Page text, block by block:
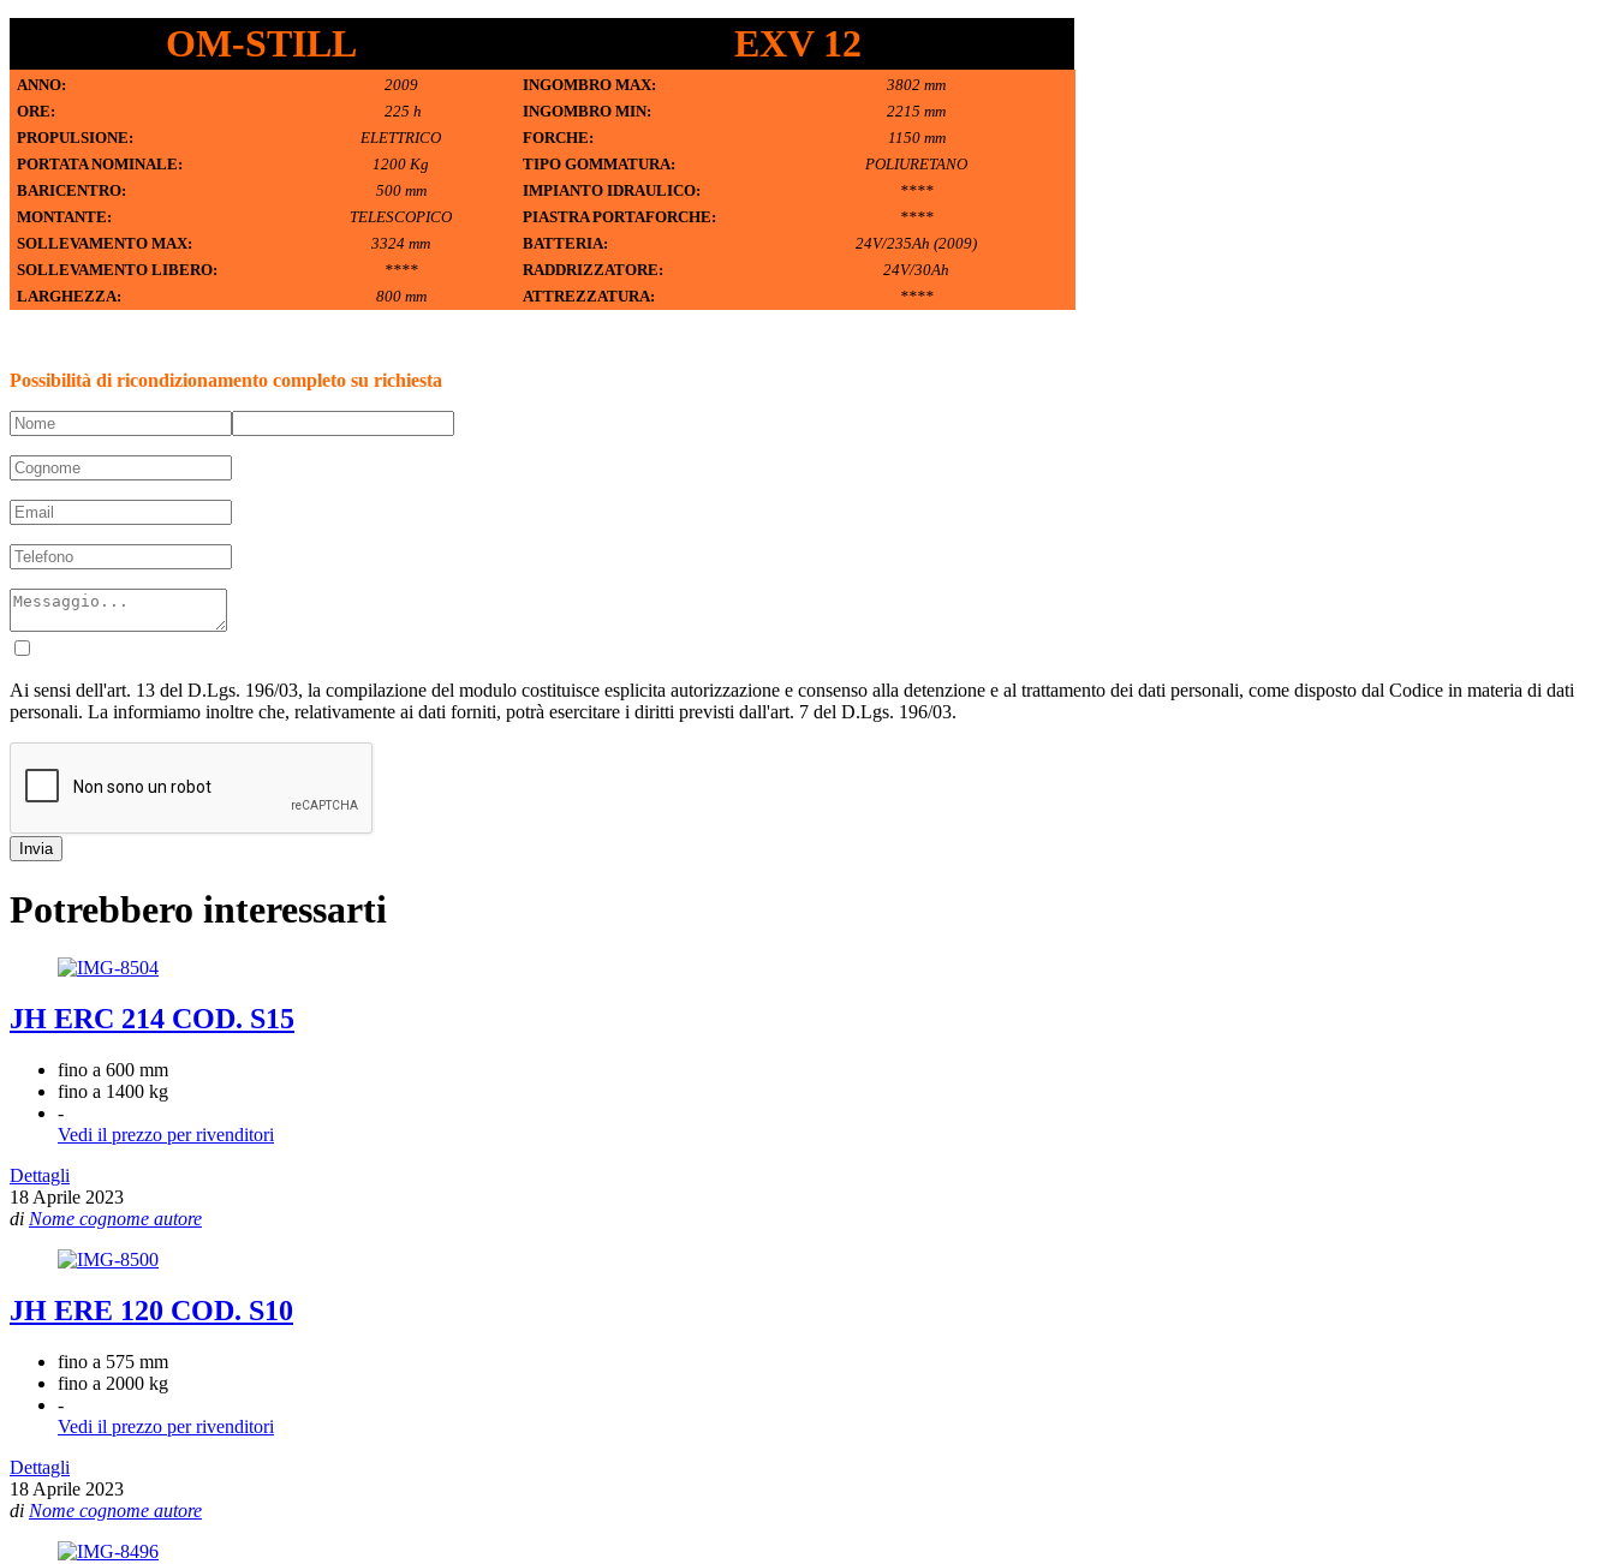
OM-STILL EXV 12
ANNO: 2009 INGOMBRO MAX:
3802 mm
ORE:
225 h INGOMBRO MIN:
2215 mm
PROPULSIONE:
ELETTRICO FORCHE:
1150 mm
PORTATA NOMINALE:
1200 Kg TIPO GOMMATURA:
POLIURETANO
BARICENTRO:
500 mm IMPIANTO IDRAULICO:
****
MONTANTE:
TELESCOPICO PIASTRA PORTAFORCHE:
****
SOLLEVAMENTO MAX:
3324 mm BATTERIA:
24V/235Ah (2009)
SOLLEVAMENTO LIBERO:
**** RADDRIZZATORE:
24V/30Ah
LARGHEZZA:
800 mm ATTREZZATURA: ****
Possibilità di ricondizionamento completo su richiesta
Ai sensi dell'art. 13 del D.Lgs. 196/03, la compilazione del modulo costituisce esplicita autorizzazione e consenso alla detenzione e al trattamento dei dati personali, come disposto dal Codice in materia di dati
personali. La informiamo inoltre che, relativamente ai dati forniti, potrà esercitare i diritti previsti dall'art. 7 del D.Lgs. 196/03.
Potrebbero interessarti
JH ERC 214 COD. S15
fino a 600 mm
fino a 1400 kg
-
Vedi il prezzo per rivenditori
Dettagli
18 Aprile 2023
di Nome cognome autore
JH ERE 120 COD. S10
fino a 575 mm
fino a 2000 kg
-
Vedi il prezzo per rivenditori
Dettagli
18 Aprile 2023
di Nome cognome autore